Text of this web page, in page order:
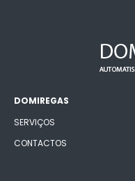
DOMIREGAS
SERVIÇOS
CONTACTOS